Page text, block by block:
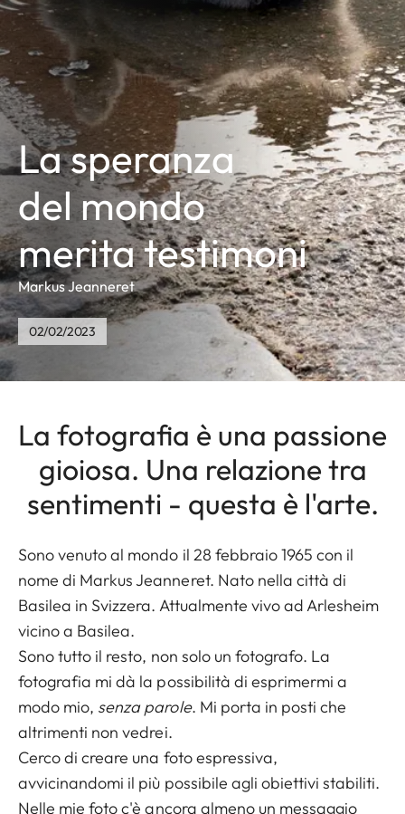
La speranza
del mondo
merita testimoni
Markus Jeanneret
02/02/2023
La fotografia è una passione
gioiosa. Una relazione tra
sentimenti - questa è l'arte.
Sono venuto al mondo il 28 febbraio 1965 con il
nome di Markus Jeanneret. Nato nella città di
Basilea in Svizzera. Attualmente vivo ad Arlesheim
vicino a Basilea.
Sono tutto il resto, non solo un fotografo. La
fotografia mi dà la possibilità di esprimermi a
modo mio, senza parole. Mi porta in posti che
altrimenti non vedrei.
Cerco di creare una foto espressiva,
avvicinandomi il più possibile agli obiettivi stabiliti.
Nelle mie foto c'è ancora almeno un messaggio